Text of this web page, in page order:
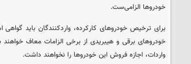
خودروها الزامی‌ست.
برای ترخیص خودروهای کارکرده، واردکنندگان باید
خودروهای برقی و هیبریدی از برخی الزامات معاف
واردات، اجازه فروش این خودروها را نخواهند داشت.